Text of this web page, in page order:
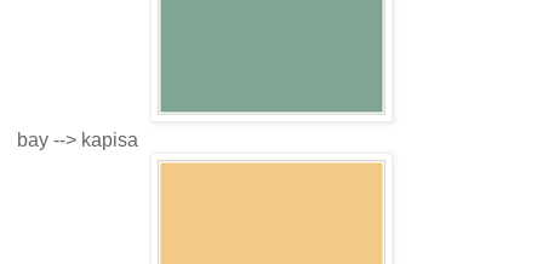
bay --> kapisa